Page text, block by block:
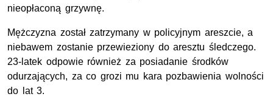
nieopłaconą grzywnę.
Mężczyzna został zatrzymany w policyjnym areszcie, a
niebawem zostanie przewieziony do aresztu śledczego.
23-latek odpowie również za posiadanie środków
odurzających, za co grozi mu kara pozbawienia wolności
do lat 3.